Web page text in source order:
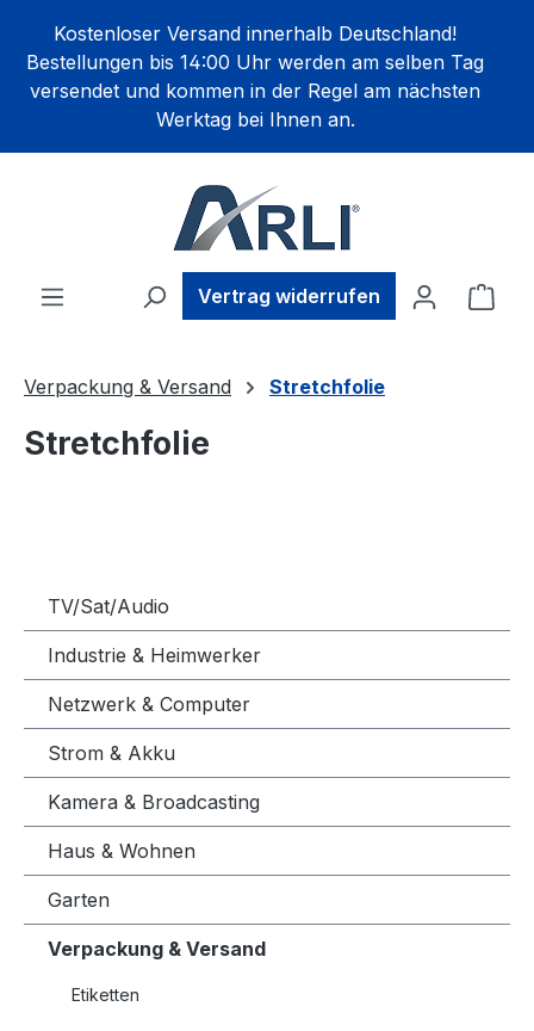
springen
Kostenloser Versand innerhalb Deutschland!
Bestellungen bis 14:00 Uhr werden am selben Tag
versendet und kommen in der Regel am nächsten
Werktag bei Ihnen an.
Vertrag widerrufen
Verpackung & Versand Stretchfolie
Stretchfolie
TV/Sat/Audio
Industrie & Heimwerker
Netzwerk & Computer
Strom & Akku
Kamera & Broadcasting
Haus & Wohnen
Garten
Verpackung & Versand
Etiketten